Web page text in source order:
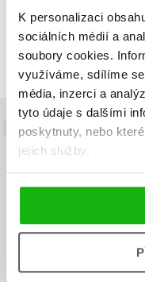
K personalizaci
sociálních médií a
soubory cookies.
využíváme, sdílíme
média, inzerci a
tyto údaje s dalšími
poskytnuty, nebo
jejich služby.
Zobrazuji 1 až 1 z celkem 1
Budete to vědět
Vaše e-
Vaše e-